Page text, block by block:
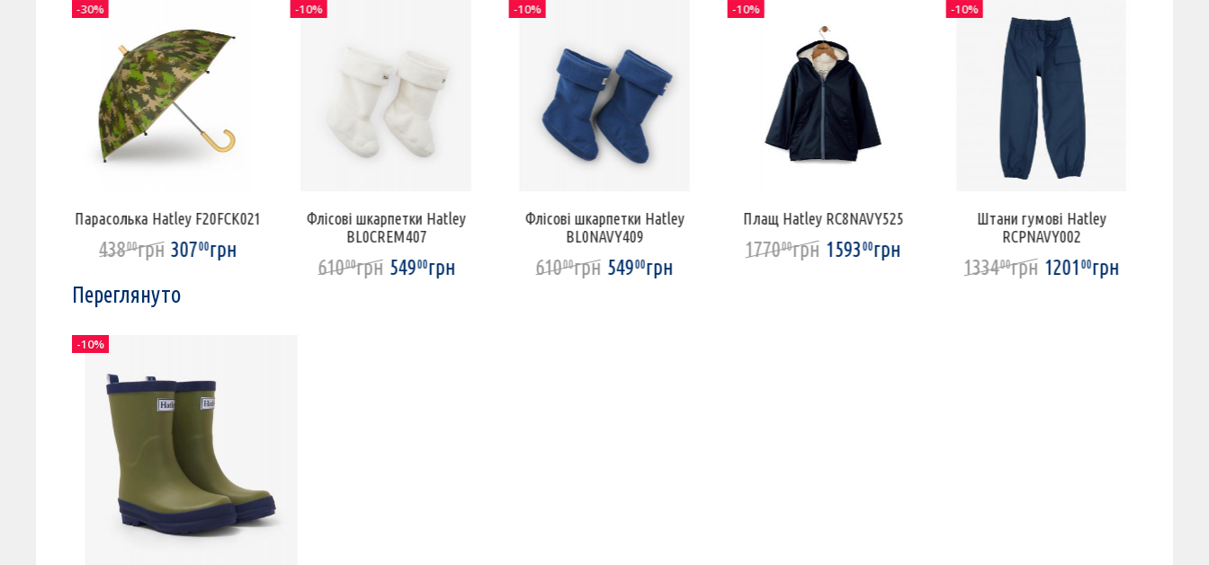
Парасолька Hatley F20FCK021
43800грн 30700грн
-30%
Флісові шкарпетки Hatley
BL0CREM407
61000грн 54900грн
-10%
Флісові шкарпетки Hatley
BL0NAVY409
61000грн 54900грн
-10%
Плащ Hatley RC8NAVY525
177000грн 159300грн
-10%
Штани гумові Hatley
RCPNAVY002
133400грн 120100грн
-10%
Переглянуто
-10%